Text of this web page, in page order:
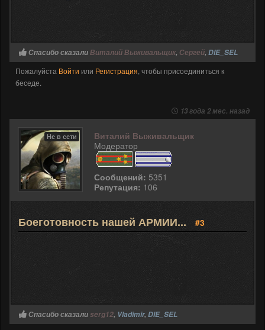
Спасибо сказалиВиталий Выживальщик, Сергей, DIE_SEL
Пожалуйста Войти или Регистрация, чтобы присоединиться к
беседе.
13 года 2 мес. назад
Не в сети
Виталий Выживальщик
Модератор
Сообщений: 5351
Репутация: 106
Боеготовность нашей АРМИИ... #3
Спасибо сказалиserg12, Vladimir, DIE_SEL